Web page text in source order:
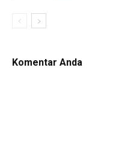
Komentar Anda